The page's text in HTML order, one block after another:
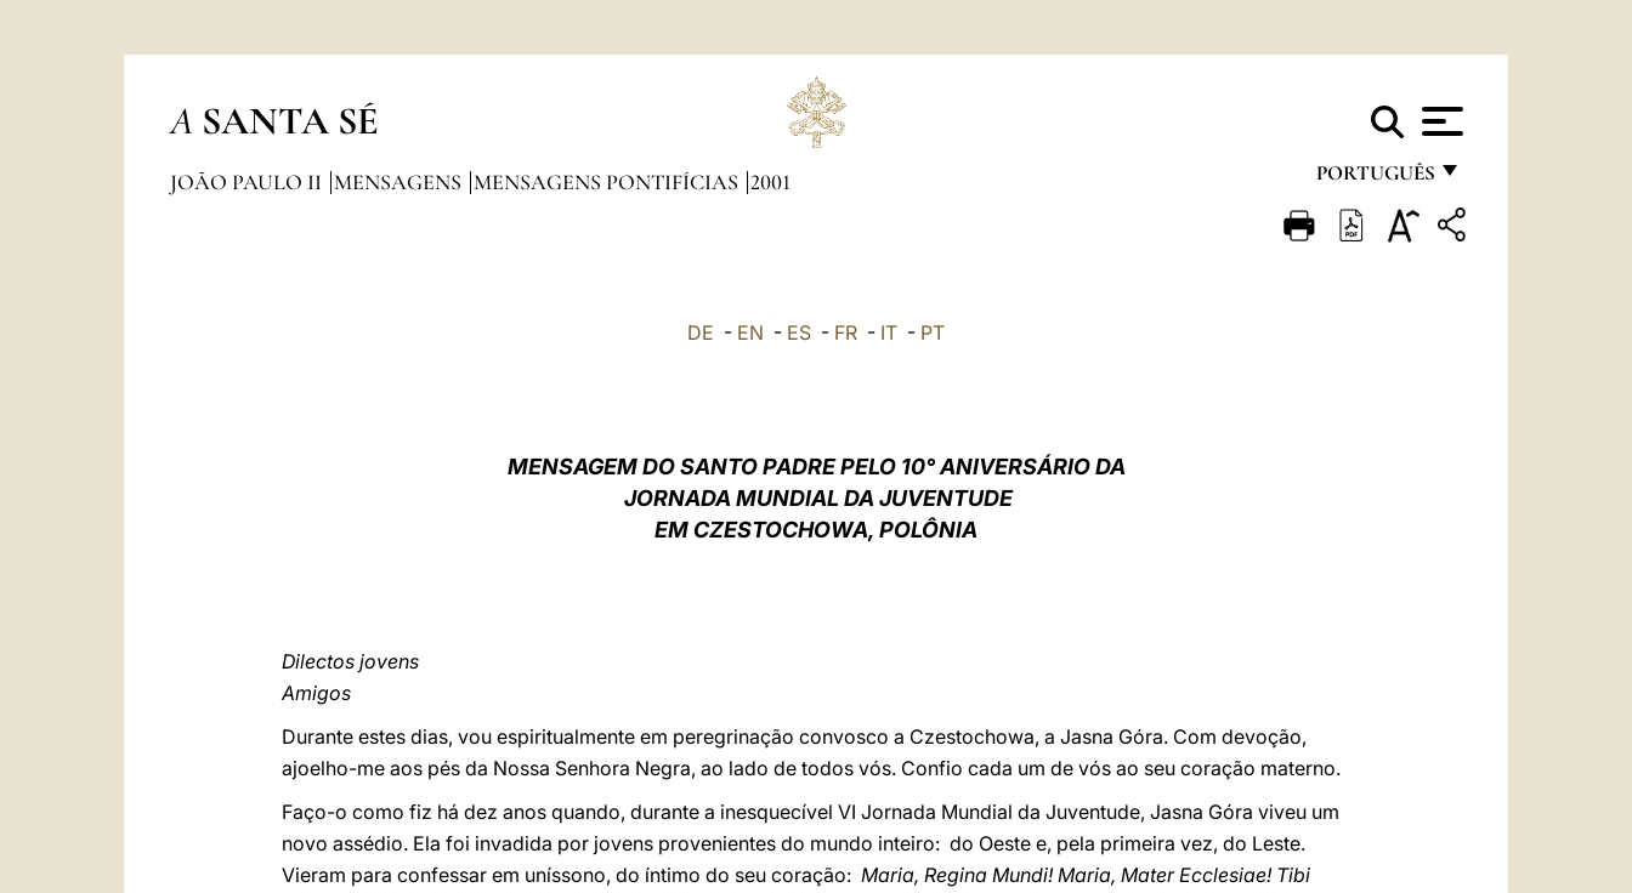
A SANTA SÉ
PORTUGUÊS
FRANÇAIS
JOÃO PAULO II MENSAGENS MENSAGENS PONTIFÍCIAS 2001
DE - EN - ES - FR - IT - PT
MENSAGEM DO SANTO PADRE PELO 10° ANIVERSÁRIO DA
JORNADA MUNDIAL DA JUVENTUDE
EM CZESTOCHOWA, POLÔNIA
Dilectos jovens
Amigos
Durante estes dias, vou espiritualmente em peregrinação convosco a Czestochowa, a Jasna Góra. Com devoção,
ajoelho-me aos pés da Nossa Senhora Negra, ao lado de todos vós. Confio cada um de vós ao seu coração materno.
Faço-o como fiz há dez anos quando, durante a inesquecível VI Jornada Mundial da Juventude, Jasna Góra viveu um
novo assédio. Ela foi invadida por jovens provenientes do mundo inteiro: do Oeste e, pela primeira vez, do Leste.
Vieram para confessar em uníssono, do íntimo do seu coração: Maria, Regina Mundi! Maria, Mater Ecclesiae! Tibi